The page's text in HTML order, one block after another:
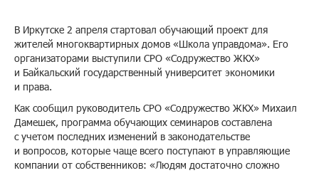
В Иркутске 2 апреля стартовал обучающий проект для
жителей многоквартирных домов «Школа управдома». Его
организаторами выступили СРО «Содружество ЖКХ»
и Байкальский государственный университет экономики
и права.
Как сообщил руководитель СРО «Содружество ЖКХ» Михаил
Дамешек, программа обучающих семинаров составлена
с учетом последних изменений в законодательстве
и вопросов, которые чаще всего поступают в управляющие
компании от собственников: «Людям достаточно сложно